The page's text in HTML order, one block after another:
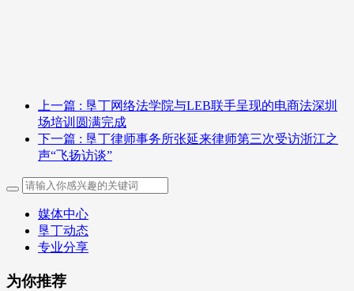
上一篇 : 垦丁网络法学院与LEB联手呈现的电商法深圳
场培训圆满完成
下一篇 : 垦丁律师事务所张延来律师第三次受访浙江之
声“飞扬访谈”
媒体中心
垦丁动态
专业分享
为你推荐